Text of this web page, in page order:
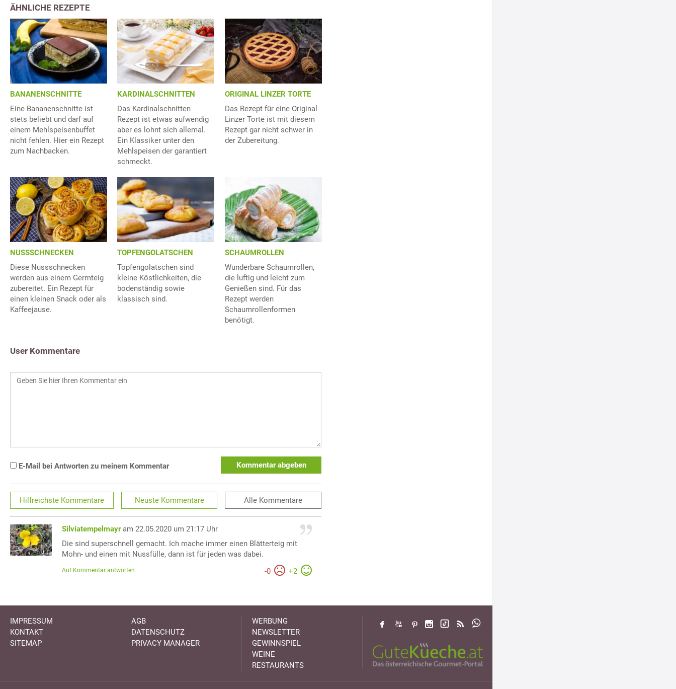
ÄHNLICHE REZEPTE
BANANENSCHNITTE
Eine Bananenschnitte ist
stets beliebt und darf auf
einem Mehlspeisenbuffet
nicht fehlen. Hier ein Rezept
zum Nachbacken.
KARDINALSCHNITTEN
Das Kardinalschnitten
Rezept ist etwas aufwendig
aber es lohnt sich allemal.
Ein Klassiker unter den
Mehlspeisen der garantiert
schmeckt.
ORIGINAL LINZER TORTE
Das Rezept für eine Original
Linzer Torte ist mit diesem
Rezept gar nicht schwer in
der Zubereitung.
NUSSSCHNECKEN
Diese Nussschnecken
werden aus einem Germteig
zubereitet. Ein Rezept für
einen kleinen Snack oder als
Kaffeejause.
TOPFENGOLATSCHEN
Topfengolatschen sind
kleine Köstlichkeiten, die
bodenständig sowie
klassisch sind.
SCHAUMROLLEN
Wunderbare Schaumrollen,
die luftig und leicht zum
Genießen sind. Für das
Rezept werden
Schaumrollenformen
benötigt.
User Kommentare
E-Mail bei Antworten zu meinem Kommentar Kommentar abgeben
Hilfreichste Kommentare Neuste Kommentare Alle Kommentare
Silviatempelmayr am 22.05.2020 um 21:17 Uhr
Die sind superschnell gemacht. Ich mache immer einen Blätterteig mit
Mohn- und einen mit Nussfülle, dann ist für jeden was dabei.
-0 +2
Auf Kommentar antworten
IMPRESSUM
KONTAKT
SITEMAP
AGB
DATENSCHUTZ
PRIVACY MANAGER
WERBUNG
NEWSLETTER
GEWINNSPIEL
WEINE
RESTAURANTS